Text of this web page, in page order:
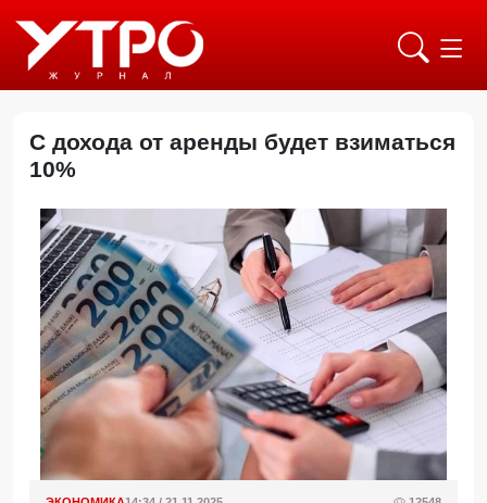
С дохода от аренды будет взиматься
10%